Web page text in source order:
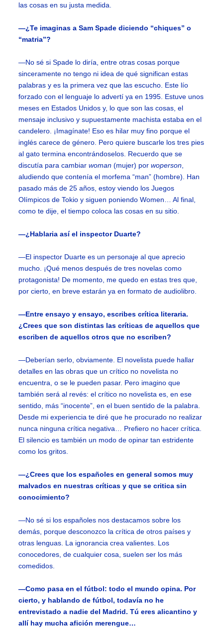
las cosas en su justa medida.
—¿Te imaginas a Sam Spade diciendo “chiques” o
“matria”?
—No sé si Spade lo diría, entre otras cosas porque
sinceramente no tengo ni idea de qué significan estas
palabras y es la primera vez que las escucho. Este lío
forzado con el lenguaje lo advertí ya en 1995. Estuve unos
meses en Estados Unidos y, lo que son las cosas, el
mensaje inclusivo y supuestamente machista estaba en el
candelero. ¡Imagínate! Eso es hilar muy fino porque el
inglés carece de género. Pero quiere buscarle los tres pies
al gato termina encontrándoselos. Recuerdo que se
discutía para cambiarwoman (mujer) porwoperson
aludiendo que contenía el morfema “man” (hombre). Han
pasado más de 25 años, estoy viendo los Juegos
Olímpicos de Tokio y siguen poniendo Women… Al final,
como te dije, el tiempo coloca las cosas en su sitio.
—¿Hablaria así el inspector Duarte?
—El inspector Duarte es un personaje al que aprecio
mucho. ¡Qué menos después de tres novelas como
protagonista! De momento, me quedo en estas tres que,
por cierto, en breve estarán ya en formato de audiolibro.
—Entre ensayo y ensayo, escribes crítica literaria.
¿Crees que son distintas las críticas de aquellos que
escriben de aquellos otros que no escriben?
—Deberían serlo, obviamente. El novelista puede hallar
detalles en las obras que un crítico no novelista no
encuentra, o se le pueden pasar. Pero imagino que
también será al revés: el crítico no novelista es, en ese
sentido, más “inocente”, en el buen sentido de la palabra.
Desde mi experiencia te diré que he procurado no realizar
nunca ninguna crítica negativa… Prefiero no hacer crítica.
El silencio es también un modo de opinar tan estridente
como los gritos.
—¿Crees que los españoles en general somos muy
malvados en nuestras críticas y que se critica sin
conocimiento?
—No sé si los españoles nos destacamos sobre los
demás, porque desconozco la crítica de otros países y
otras lenguas. La ignorancia crea valientes. Los
conocedores, de cualquier cosa, suelen ser los más
comedidos.
—Como pasa en el fútbol: todo el mundo opina. Por
cierto, y hablando de fútbol, todavía no he
entrevistado a nadie del Madrid. Tú eres alicantino y
allí hay mucha afición merengue…